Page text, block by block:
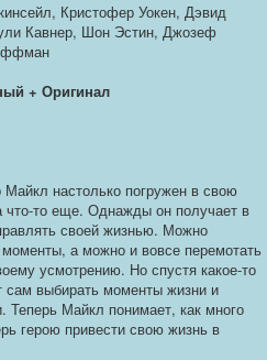
Кристофер Уокен, Дэвид
Кавнер, Шон Эстин, Джозеф
+ Оригинал
Майкл настолько погружен в свою
что-то еще. Однажды он получает в
своей жизнью. Можно
а можно и вовсе перемотать
усмотрению. Но спустя какое-то
сам выбирать моменты жизни и
Теперь Майкл понимает, как много
герою привести свою жизнь в